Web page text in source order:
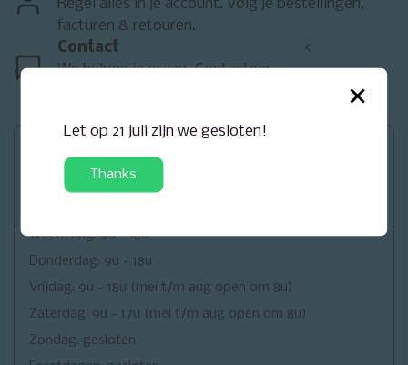
Regel alles in je account. Volg je bestellingen,
facturen & retouren.
Contact
We helpen je graag. Contacteer
<
Maandag: gesloten
Woensdag: 9u - 18u
Donderdag: 9u - 18u
Vrijdag: 9u - 18u (mei t/m aug open om 8u)
Zaterdag: 9u - 17u (mei t/m aug open om 8u)
Zondag: gesloten
×
Let op 21 juli zijn we gesloten!
Thanks